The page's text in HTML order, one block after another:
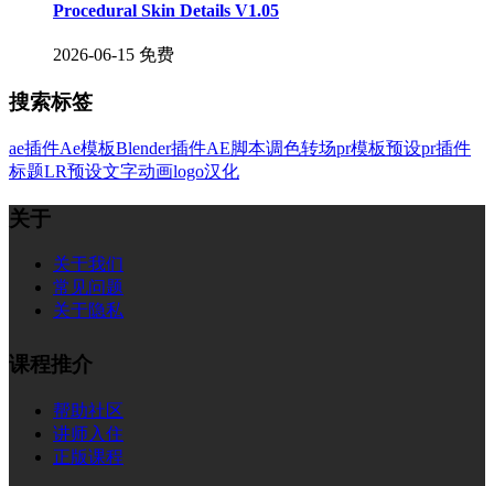
Procedural Skin Details V1.05
2026-06-15 免费
搜索标签
ae插件Ae模板Blender插件AE脚本调色转场pr模板预设pr插件
标题LR预设文字动画logo汉化
关于
关于我们
常见问题
关于隐私
课程推介
帮助社区
讲师入住
正版课程